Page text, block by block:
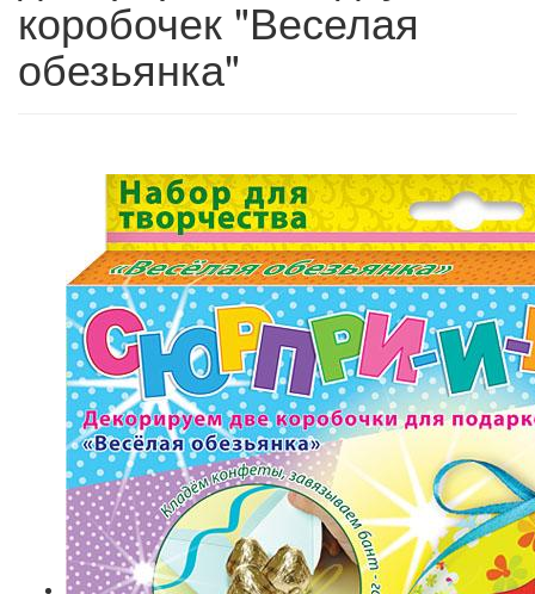
коробочек "Веселая
обезьянка"